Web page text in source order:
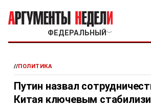
ФЕДЕРАЛЬНЫЙ ﹀
//ПОЛИТИКА
Путин назвал
Китая ключевым